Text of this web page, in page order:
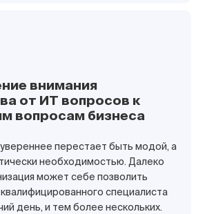
внимания
от ИТ вопросов к
вопросам бизнеса
перестает быть модой, а
необходимостью. Далеко
может себе позволить
специалиста
день, и тем более нескольких.